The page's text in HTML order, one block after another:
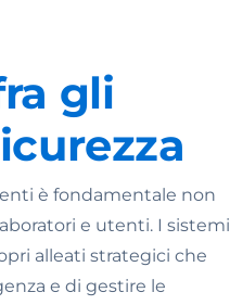
gli
è fondamentale non
e utenti. I sistemi
alleati strategici che
e di gestire le